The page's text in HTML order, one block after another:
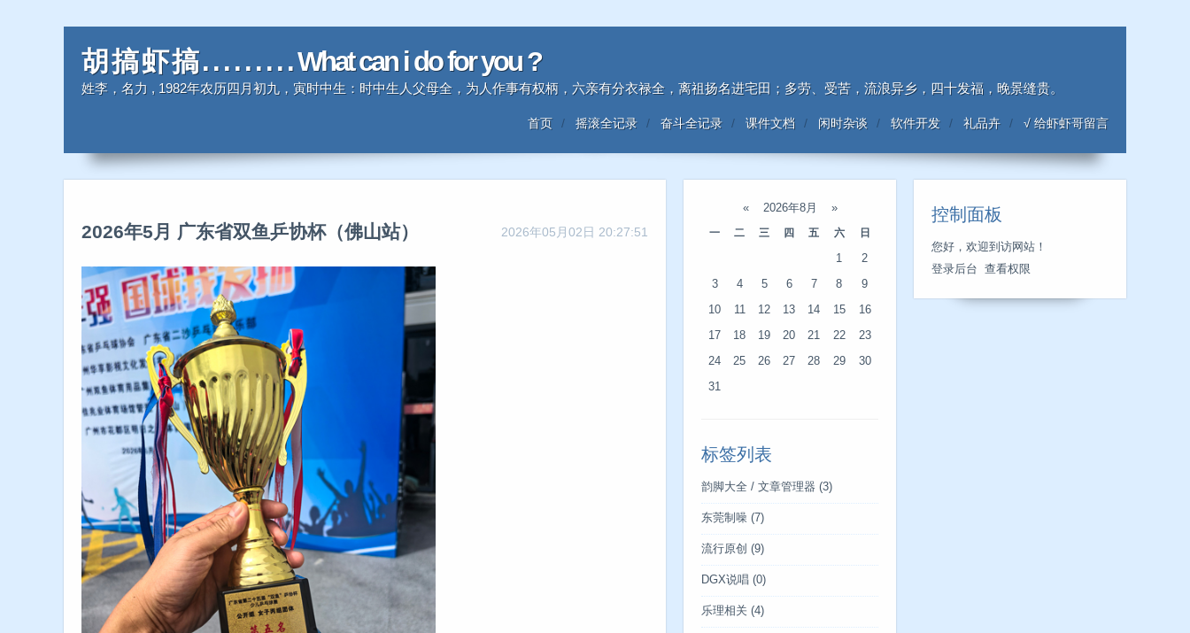
胡 搞 虾 搞 . . . . . . . . . What can i do for you ?
姓李，名力 , 1982年农历四月初九，寅时中生：时中生人父母全，为人作事有权柄，六亲有分衣禄全，离祖扬名进宅田；多劳、受苦，流浪异乡，四十发福，晚景缝贵。
首页 摇滚全记录 奋斗全记录 课件文档 闲时杂谈 软件开发 礼品卉 √ 给虾虾哥留言
2026年05月02日 20:27:51
2026年5月 广东省双鱼乒协杯（佛山站）
« 2026年8月
»
一
二 三 四 五 六 日
1 2
3 4 5 6 7 8 9
10 11 12 13 14 15 16
17 18 19 20 21 22 23
24 25 26 27 28 29 30
31
标签列表
韵脚大全 / 文章管理器 (3)
东莞制噪 (7)
流行原创 (9)
DGX说唱 (0)
乐理相关 (4)
控制面板
您好，欢迎到访网站！
登录后台
查看权限